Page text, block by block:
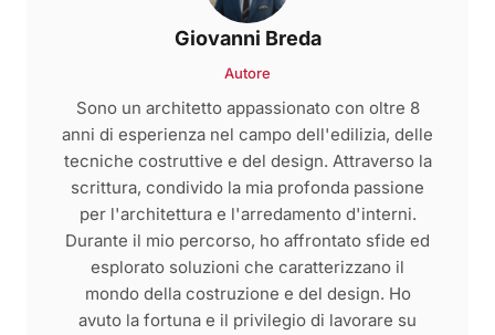
Giovanni Breda
Autore
Sono un architetto appassionato con oltre 8
anni di esperienza nel campo dell'edilizia, delle
tecniche costruttive e del design. Attraverso la
scrittura, condivido la mia profonda passione
per l'architettura e l'arredamento d'interni.
Durante il mio percorso, ho affrontato sfide ed
esplorato soluzioni che caratterizzano il
mondo della costruzione e del design. Ho
avuto la fortuna e il privilegio di lavorare su